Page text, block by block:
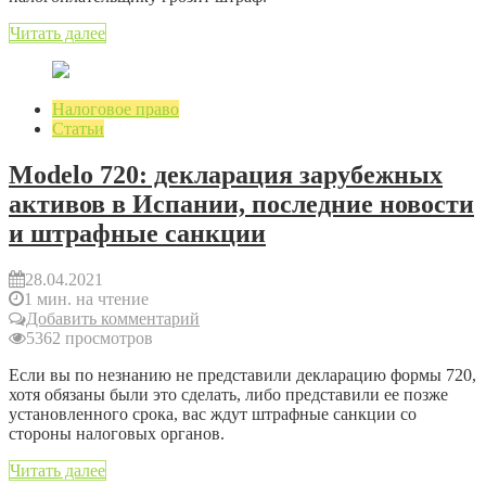
Читать далее
Налоговое право
Статьи
Modelo 720: декларация зарубежных
активов в Испании, последние новости
и штрафные санкции
28.04.2021
1 мин. на чтение
Добавить комментарий
5362 просмотров
Если вы по незнанию не представили декларацию формы 720,
хотя обязаны были это сделать, либо представили ее позже
установленного срока, вас ждут штрафные санкции со
стороны налоговых органов.
Читать далее